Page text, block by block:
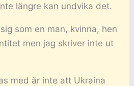
längre kan undvika det.
som en man, kvinna, hen
men jag skriver inte ut
med är inte att Ukraina